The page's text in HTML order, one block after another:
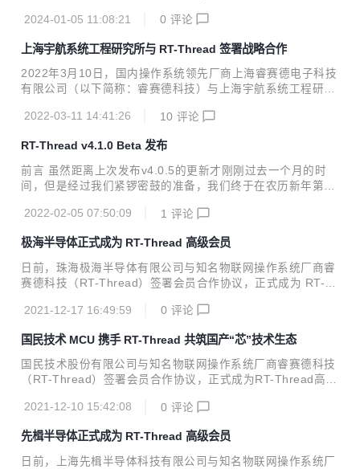
2024-01-05 11:08:21
0 评论
上海宇航系统工程研究所与 RT-Thread 签署战略合作
2022年3月10日，国内操作系统领先厂商上海睿赛德电子科技
有限公司（以下简称：睿赛德科技）与上海宇航系统工程研究
承担嵌入式操作系统及军用相关软件组件的开发研制，在宇航
合作，携手向国防军工和航空航天等领域推广高质高可靠性的
国产嵌入式操作系统！ RT-Thread与宇航研究所签署战略合
作协议 宇航研究所于1984年成立。是上海航天运载火箭总体
技术抓总研制单位。自上世纪八十年代以来，其独立研制或参
2022-03-11 14:41:26 10 评论
RT-Thread v4.1.0 Beta 发布
前言 虽然距离上次发布v4.0.5的更新才刚刚过去一个月的时
间，但是经过我们紧锣密鼓的准备，我们终于在农历新年第一
版并非4.1.0正式发布版，包含一些重大的更新，目前处于公
v4.1.0 将会在今年3月下旬正式发布。 下载地址： gitee: <p
style="margin-left:0; margin-right:0"><a href="https://gite
e.com/rtthread/rt-thread/repository/archive/v4.1.0-beta...
2022-02-05 07:50:09 1 评论
极海半导体正式成为 RT-Thread 高级会员
日前，珠海极海半导体有限公司与知名物联网操作系统厂商睿
赛德科技（RT-Thread）签署会员合作协议，正式成为 RT-Th
统共同打造物联网发展新生态，为工业、车载、消费电子等领
应用开发体验。 极海半导体成立于2019年12月，是艾派克微
电子旗下的全资子公司，前身为艾派克物联网芯片事业部，总
部为纳思达股份(中国上市企业500强，股票代码002180)。主
业物联网SoC-eSE安全主控芯片。极海致力于为消费电子、医
2021-12-17 16:49:59 0 评论
国民技术 MCU 携手 RT-Thread 共筑国产“芯”技术生态
国民技术股份有限公司与知名物联网操作系统厂商睿赛德科技
（RT-Thread）签署会员合作协议，正式成为RT-Thread高级
统构建完善的生态，满足不同行业、不同领域客户的开发需
2021-12-10 15:42:08 0 评论
先楫半导体正式成为 RT-Thread 高级会员
日前，上海先楫半导体科技有限公司与知名物联网操作系统厂